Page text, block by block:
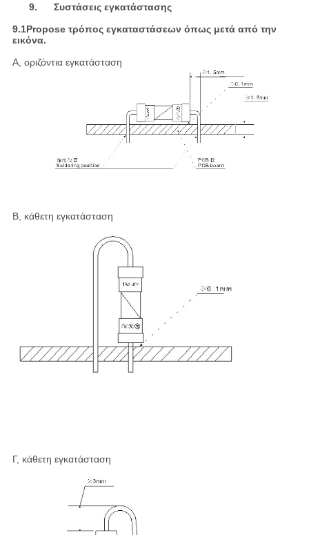
9. Συστάσεις εγκατάστασης
9.1Propose τρόπος εγκαταστάσεων όπως μετά από την
εικόνα.
Α, οριζόντια εγκατάσταση
Β, κάθετη εγκατάσταση
Γ, κάθετη εγκατάσταση